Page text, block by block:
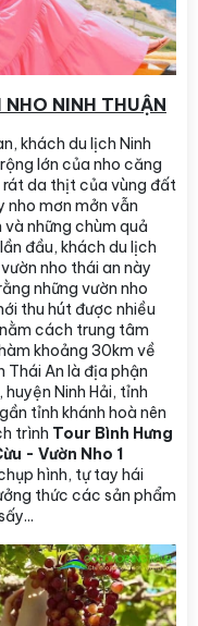
NINH THUẬN
khách du lịch Ninh
lớn của nho căng
rát da thịt của vùng đất
nho mơn mởn vẫn
những chùm quả
đầu, khách du lịch
nho thái an này
những vườn nho
thu hút được nhiều
cách trung tâm
khoảng 30km về
Thái An là địa phận
Ninh Hải, tỉnh
tỉnh khánh hoà nên
trình Tour Bình Hưng
- Vườn Nho 1
hình, tự tay hái
thức các sản phẩm